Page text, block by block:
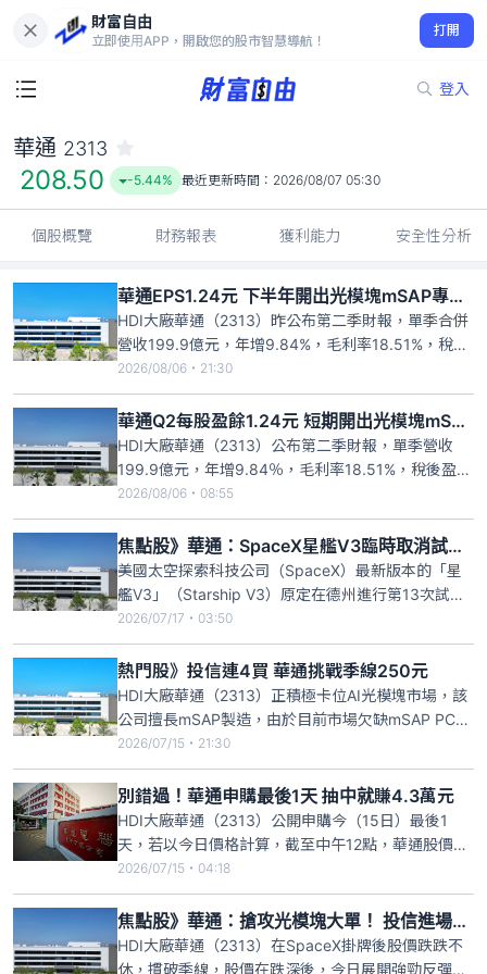
財富自由
立即使用APP，開啟您的股市智慧導航！
打開
登入
208.50
-5.44%
華通 2313
208.50 -5.44% 最近更新時間： 2026/08/07 05:30
個股概覽 財務報表 獲利能力 安全性分析
華通EPS1.24元 下半年開出光模塊mSAP專屬產能
HDI大廠華通（2313）昨公布第二季財報，單季合併
營收199.9億元，年增9.84%，毛利率18.51%，稅後
盈餘14.79億元，年增77.86%，每股稅後盈餘1.24
元。華通表示，近期供料逐漸改善，第二季衛星產品
出貨較首季增加，至於資料中心產品線，AI與傳統伺
服器需求延續、高階交換器出貨增加、光
2026/08/06・21:30
華通Q2每股盈餘1.24元 短期開出光模塊mSAP專屬產能
HDI大廠華通（2313）公布第二季財報，單季營收
199.9億元，年增9.84％，毛利率18.51%，稅後盈餘
14.79億元，年增77.86%，稅後每股盈餘（EPS）
1.24元。華通表示，今年第二季HDI訂單熱度延續，
主要是高階手機、低軌道衛星LEO產品皆穩定出貨，
資料中心產品的營收更是快速增加。
2026/08/06・08:55
焦點股》華通：SpaceX星艦V3臨時取消試飛！股價重挫跌停
美國太空探索科技公司（SpaceX）最新版本的「星
艦V3」（Starship V3）原定在德州進行第13次試
飛，卻在發射前不到1秒觸發自動中止程序，任務被
迫延後，SpaceX盤後股價應聲下挫逾3%，太空板霸
主華通（2313）股價受到衝擊，開盤跳空下挫，摜至
跌停鎖死。
2026/07/17・03:50
熱門股》投信連4買 華通挑戰季線250元
HDI大廠華通（2313）正積極卡位AI光模塊市場，該
公司擅長mSAP製造，由於目前市場欠缺mSAP PCB
產能，華通已獲得其中最關鍵的雷射鑽孔機優先採購
權，為800G與1.6T光模塊大單做準備，投信連續4個
交易日買超華通合計1.29萬張，華通股價跌深反彈，
昨日亮燈漲停，來到248元，一口氣收復5日
2026/07/15・21:30
別錯過！華通申購最後1天 抽中就賺4.3萬元
HDI大廠華通（2313）公開申購今（15日）最後1
天，若以今日價格計算，截至中午12點，華通股價暫
報漲停價248元，抽中1張潛在獲利為4.3萬元。華通
近期辦理現金增資發行新股，並於7月13日至15日展
開公開申購。華通承銷張數3570張，申購價每股205
元。若以華通現價248元計算，每股價差約43元
2026/07/15・04:18
焦點股》華通：搶攻光模塊大單！ 投信進場狂掃貨急拉漲停
HDI大廠華通（2313）在SpaceX掛牌後股價跌跌不
休，摜破季線，股價在跌深後，今日展開強勁反彈，